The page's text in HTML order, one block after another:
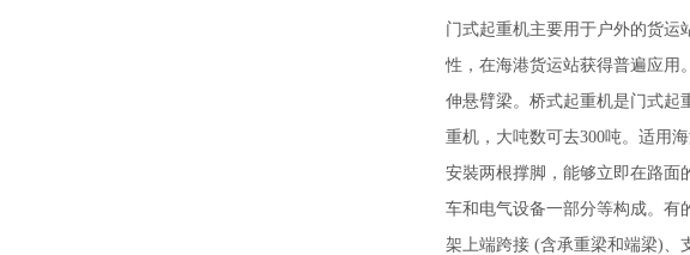
门式起重机主要用于户外的货运
性，在海港货运站获得普遍应用
伸悬臂梁。桥式起重机是门式起
重机，大吨数可去300吨。适用
安裝两根撑脚，能够立即在路面
车和电气设备一部分等构成。有
架上端跨接 (含承重梁和端梁)、